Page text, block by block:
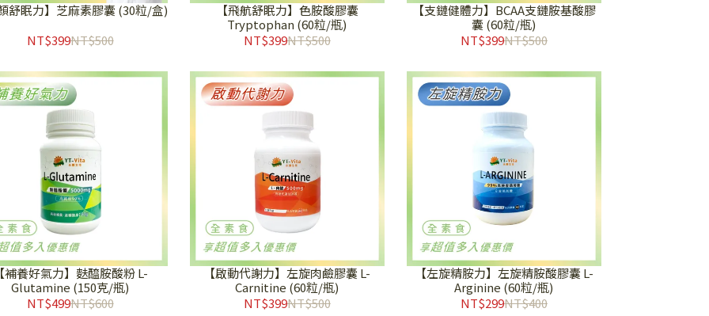
舒眠力】芝麻素膠囊 (30粒/盒)
NT$399NT$500
【飛航舒眠力】色胺酸膠囊
Tryptophan (60粒/瓶)
NT$399NT$500
【支鏈健體力】BCAA支鏈胺基酸膠
囊 (60粒/瓶)
NT$399NT$500
補養好氣力】麩醯胺酸粉 L-
Glutamine (150克/瓶)
NT$499NT$600
【啟動代謝力】左旋肉鹼膠囊 L-
Carnitine (60粒/瓶)
NT$399NT$500
【左旋精胺力】左旋精胺酸膠囊 L-
Arginine (60粒/瓶)
NT$299NT$400